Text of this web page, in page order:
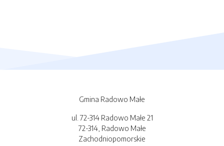
Gmina Radowo Małe
ul. 72-314 Radowo Małe 21
72-314, Radowo Małe
Zachodniopomorskie